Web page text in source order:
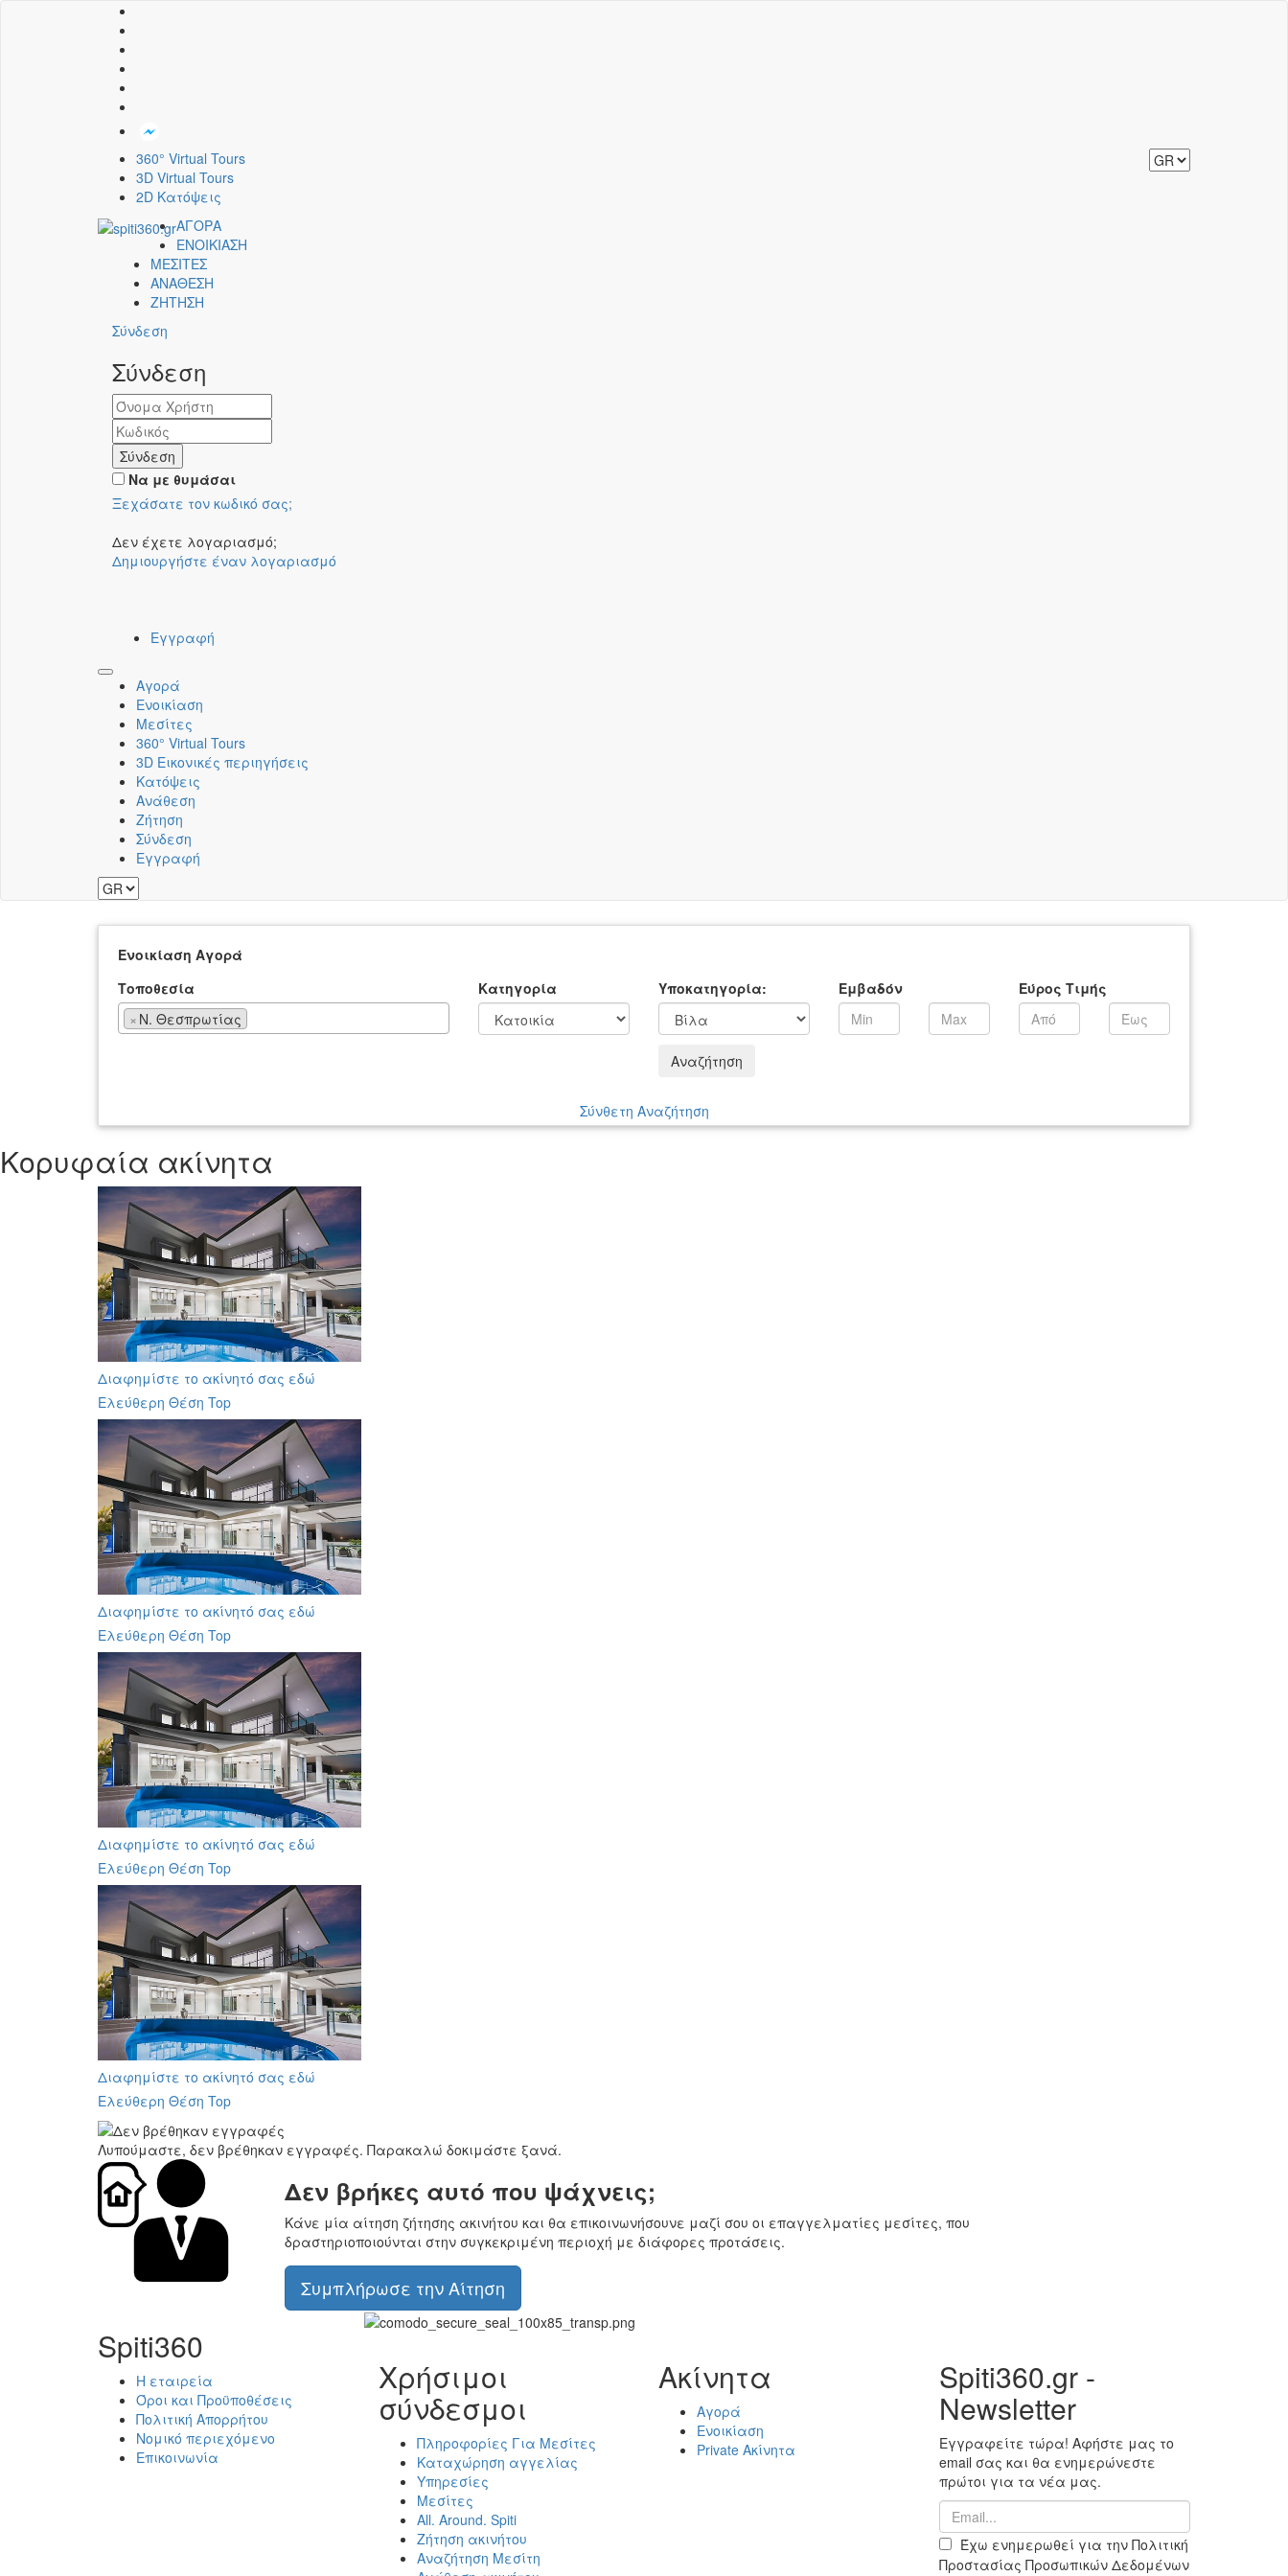
360° Virtual Tours
3D Virtual Tours
2D Κατόψεις
ΑΓΟΡΑ
ΕΝΟΙΚΙΑΣΗ
ΜΕΣΙΤΕΣ
ΑΝΑΘΕΣΗ
ΖΗΤΗΣΗ
Σύνδεση
Σύνδεση
Σύνδεση
Να με θυμάσαι
Ξεχάσατε τον κωδικό σας;
Δεν έχετε λογαριασμό;
Δημιουργήστε έναν λογαριασμό
Εγγραφή
Toggle
navigation
Αγορά
Ενοικίαση
Μεσίτες
360° Virtual Tours
3D Εικονικές περιηγήσεις
Κατόψεις
Ανάθεση
Ζήτηση
Σύνδεση
Εγγραφή
Ενοικίαση Αγορά
Τοποθεσία
× Ν. Θεσπρωτίας
Κατηγορία Υποκατηγορία: Εμβαδόν Εύρος Τιμής
Αναζήτηση
Σύνθετη Αναζήτηση
Κορυφαία ακίνητα
Διαφημίστε το ακίνητό σας εδώ
Ελεύθερη Θέση Top
Διαφημίστε το ακίνητό σας εδώ
Ελεύθερη Θέση Top
Διαφημίστε το ακίνητό σας εδώ
Ελεύθερη Θέση Top
Διαφημίστε το ακίνητό σας εδώ
Ελεύθερη Θέση Top
Λυπούμαστε, δεν βρέθηκαν εγγραφές. Παρακαλώ δοκιμάστε ξανά.
Δεν βρήκες αυτό που ψάχνεις;
Κάνε μία αίτηση ζήτησης ακινήτου και θα επικοινωνήσουνε μαζί σου οι επαγγελματίες μεσίτες, που
δραστηριοποιούνται στην συγκεκριμένη περιοχή με διάφορες προτάσεις.
Συμπλήρωσε την Αίτηση
Spiti360
Η εταιρεία
Όροι και Προϋποθέσεις
Πολιτική Απορρήτου
Νομικό περιεχόμενο
Επικοινωνία
Χρήσιμοι
σύνδεσμοι
Πληροφορίες Για Μεσίτες
Καταχώρηση αγγελίας
Υπηρεσίες
Μεσίτες
All. Around. Spiti
Ζήτηση ακινήτου
Αναζήτηση Μεσίτη
Ακίνητα
Αγορά
Ενοικίαση
Private Ακίνητα
Spiti360.gr -
Newsletter
Εγγραφείτε τώρα! Αφήστε μας το
email σας και θα ενημερώνεστε
πρώτοι για τα νέα μας.
Έχω ενημερωθεί για την Πολιτική
Προστασίας Προσωπικών Δεδομένων